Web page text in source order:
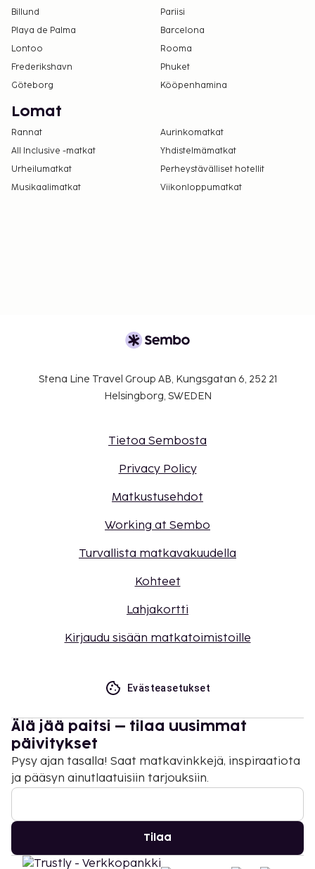
Billund
Pariisi
Playa de Palma
Barcelona
Lontoo
Rooma
Frederikshavn
Phuket
Göteborg
Kööpenhamina
Lomat
Rannat
Aurinkomatkat
All Inclusive -matkat
Yhdistelmämatkat
Urheilumatkat
Perheystävälliset hotellit
Musikaalimatkat
Viikonloppumatkat
Stena Line Travel Group AB, Kungsgatan 6, 252 21
Helsingborg, SWEDEN
Tietoa Sembosta
Privacy Policy
Matkustusehdot
Working at Sembo
Turvallista matkavakuudella
Kohteet
Lahjakortti
Kirjaudu sisään matkatoimistoille
Evästeasetukset
Älä jää paitsi – tilaa uusimmat
päivitykset
Pysy ajan tasalla! Saat matkavinkkejä, inspiraatiota
ja pääsyn ainutlaatuisiin tarjouksiin.
Tilaa